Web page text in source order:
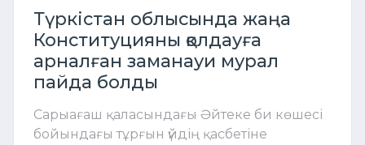
Түркістан облысында жаңа
Конституцияны қолдауға
арналған заманауи мурал
пайда болды
Сарыағаш қаласындағы Әйтеке би көшесі
бойындағы тұрғын үйдің қасбетіне